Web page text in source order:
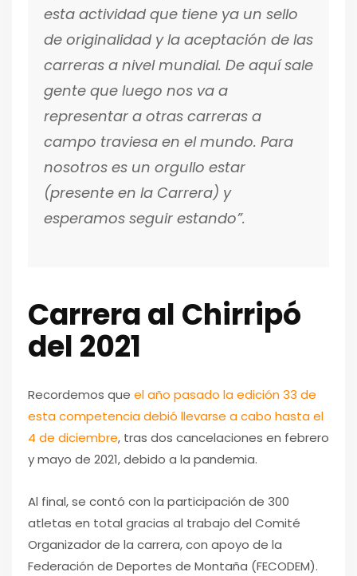
esta actividad que tiene ya un sello
de originalidad y la aceptación de las
carreras a nivel mundial. De aquí sale
gente que luego nos va a
representar a otras carreras a
campo traviesa en el mundo. Para
nosotros es un orgullo estar
(presente en la Carrera) y
esperamos seguir estando”.
Carrera al Chirripó
del 2021
Recordemos que el año pasado la edición 33 de
esta competencia debió llevarse a cabo hasta el
4 de diciembre, tras dos cancelaciones en febrero
y mayo de 2021, debido a la pandemia.
Al final, se contó con la participación de 300
atletas en total gracias al trabajo del Comité
Organizador de la carrera, con apoyo de la
Federación de Deportes de Montaña (FECODEM).